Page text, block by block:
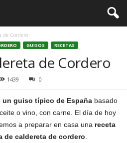
de Cordero
GUISOS RECETAS
de Cordero
1439 0
un guiso típico de España basado
o vino, con carne. El día de hoy
a preparar en casa una receta
caldereta de cordero